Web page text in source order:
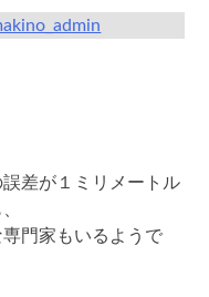
差が１ミリメートル
門家もいるようで